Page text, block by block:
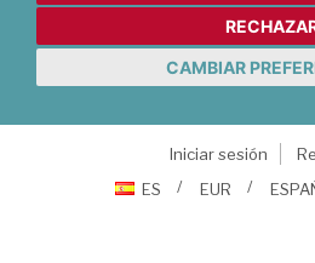
CAMBIAR
Iniciar sesión
ES
EUR